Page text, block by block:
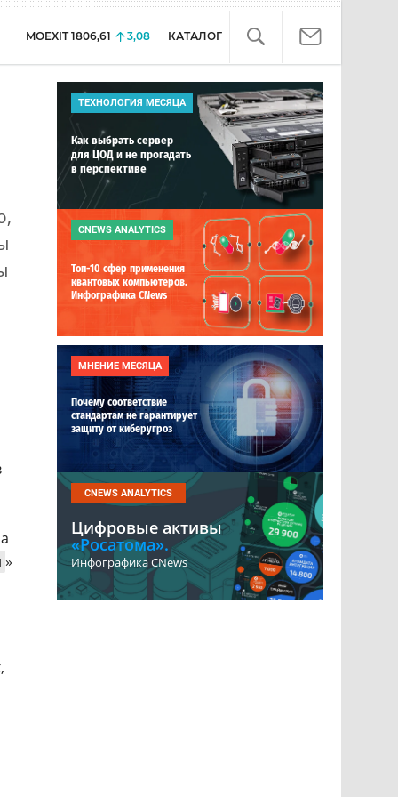
MOEXIT 1806,61 3,08 КАТАЛОГ
»
ТЕХНОЛОГИЯ МЕСЯЦА
Как выбрать сервер
для ЦОД и не прогадать
в перспективе
CNEWS ANALYTICS
Топ-10 сфер применения
квантовых компьютеров.
Инфографика CNews
МНЕНИЕ МЕСЯЦА
Почему соответствие
стандартам не гарантирует
защиту от киберугроз
CNEWS ANALYTICS
Цифровые активы
«Росатома».
Инфографика CNews